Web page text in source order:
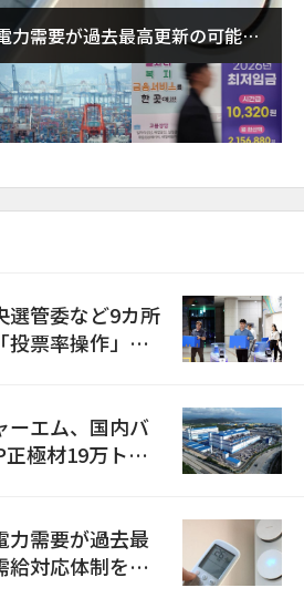
力需要が過去最高更新の可能性
検
選管委など9カ所
票率操作」の
ーエム、国内バ
極材19万トン
力需要が過去最
給対応体制を点